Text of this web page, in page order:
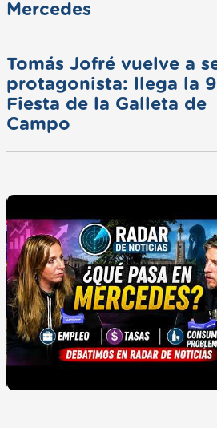
Mercedes
Tomás Jofré vuelve a
protagonista: llega la
Fiesta de la Galleta de
Campo